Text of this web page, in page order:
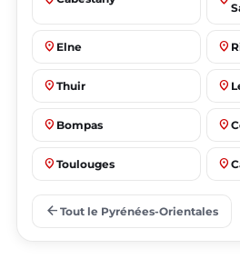
place Elne place
place Thuir place
place Bompas place
place Toulouges place
place
arrow_back Tout le Pyrénées-Orientales